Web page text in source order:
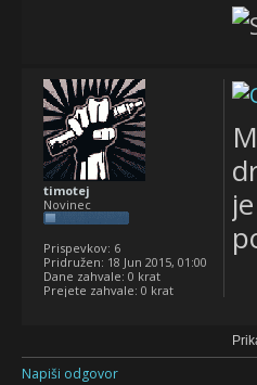
timotej
Novinec
Prispevkov: 6
Pridružen: 18 Jun 2015, 01:00
Dane zahvale: 0 krat
Prejete zahvale: 0 krat
Napiši odgovor